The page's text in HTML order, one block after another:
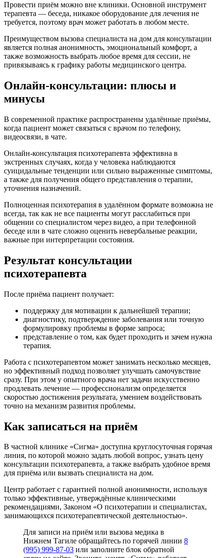
Провести приём можно вне клиники. Основной инструмент
терапевта — беседа, никакое оборудование для лечения не
требуется, поэтому врач может работать в любом месте.
Преимуществом вызова специалиста на дом для консультации
является полная анонимность, эмоциональный комфорт, а
также возможность выбрать любое время для сессии, не
привязываясь к графику работы медицинского центра.
Онлайн-консультации: плюсы и
минусы
В современной практике распространены удалённые приёмы,
когда пациент может связаться с врачом по телефону,
видеосвязи, в чате.
Онлайн-консультация психотерапевта эффективна в
экстренных случаях, когда у человека наблюдаются
суицидальные тенденции или сильно выраженные симптомы,
а также для получения общего представления о терапии,
уточнения назначений.
Полноценная психотерапия в удалённом формате возможна не
всегда, так как не все пациенты могут расслабиться при
общении со специалистом через видео, а при телефонной
беседе или в чате сложно оценить невербальные реакции,
важные при интерпретации состояния.
Результат консультации
психотерапевта
После приёма пациент получает:
поддержку для мотивации к дальнейшей терапии;
диагностику, подтверждение заболевания или точную
формулировку проблемы в форме запроса;
представление о том, как будет проходить и зачем нужна
терапия.
Работа с психотерапевтом может занимать несколько месяцев,
но эффективный подход позволяет улучшать самочувствие
сразу. При этом у опытного врача нет задачи искусственно
продлевать лечение — профессионализм определяется
скоростью достижения результата, умением воздействовать
точно на механизм развития проблемы.
Как записаться на приём
В частной клинике «Сигма» доступна круглосуточная горячая
линия, по которой можно задать любой вопрос, узнать цену
консультации психотерапевта, а также выбрать удобное время
для приёма или вызвать специалиста на дом.
Центр работает с гарантией полной анонимности, используя
только эффективные, утверждённые клиническими
рекомендациями, Законом «О психотерапии и специалистах,
занимающихся психотерапевтической деятельностью».
Для записи на приём или вызова медика в
Нижнем Тагиле обращайтесь по горячей линии 8
(995) 999-87-03 или заполните блок обратной